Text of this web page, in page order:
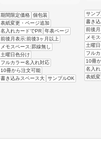
期間限定価格 個包装
表紙変更・ページ追加
名入れカードでPR 年表ページ
前後月表示:前後3ヶ月以上
メモスペース:罫線無し
土曜日色分け
フルカラー名入れ対応
10冊から注文可能
書き込みスペース大 サンプルOK
サン
書き
前後
メモ
土曜
フル
10冊
名入
表紙